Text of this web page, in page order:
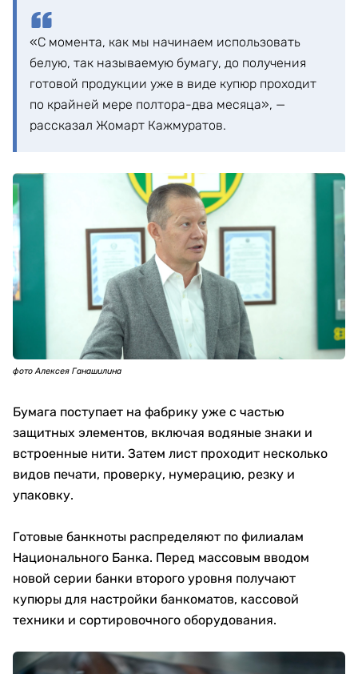
«С момента, как мы начинаем использовать
белую, так называемую бумагу, до получения
готовой продукции уже в виде купюр проходит
по крайней мере полтора-два месяца», —
рассказал Жомарт Кажмуратов.
фото Алексея Ганашилина
Бумага поступает на фабрику уже с частью
защитных элементов, включая водяные знаки и
встроенные нити. Затем лист проходит несколько
видов печати, проверку, нумерацию, резку и
упаковку.
Готовые банкноты распределяют по филиалам
Национального Банка. Перед массовым вводом
новой серии банки второго уровня получают
купюры для настройки банкоматов, кассовой
техники и сортировочного оборудования.